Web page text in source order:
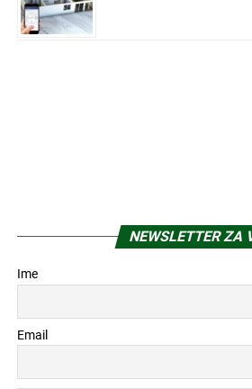
NEWSLETTER ZA
Ime
Email